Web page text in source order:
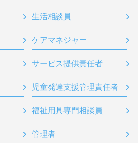
生活相談員
ケアマネジャー
サービス提供責任者
児童発達支援管理責任者
福祉用具専門相談員
管理者